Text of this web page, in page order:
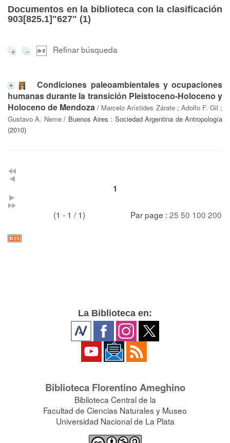
Documentos en la biblioteca con la clasificación
903[825.1]"627" (1)
Refinar búsqueda
Condiciones paleoambientales y ocupaciones
humanas durante la transición Pleistoceno-Holoceno y
Holoceno de Mendoza / Marcelo Arístides Zárate; Adolfo F. Gil ;
Gustavo A. Neme/ Buenos Aires : Sociedad Argentina de Antropología
(2010)
1
(1 - 1 / 1) Par page : 25 50 100 200
La Biblioteca en:
Biblioteca Florentino Ameghino
Biblioteca Central de la
Facultad de Ciencias Naturales y Museo
Universidad Nacional de La Plata